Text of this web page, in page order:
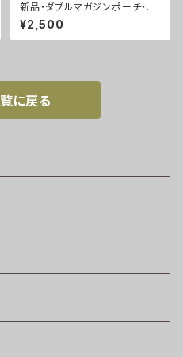
新品・ダブルマガジンポーチ・A
CU(A0058)
¥2,500
に戻る